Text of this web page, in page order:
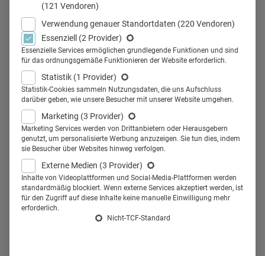
28.06.2023
28.06.2023
Dr. Holger Bartz, Janssen: Der Patient
bestimmt das Therapieziel mit
Value Based Healthcare verändert die Rollen von allen
Playern. Patient:innen sitzen bei
Gesundheitsentscheidungen im Drivers Seat, Ärzt:innen
werden zu medizinischen Fachberater:innen. Kann das
wirklich funktionieren? Dr. med. Holger Bartz von Janssen
Deutschland sagt: Ja.
(121 Vendoren)
Verwendung genauer Standortdaten (220 Vendoren)
Essenziell
(2 Provider)
Essenzielle Services ermöglichen grundlegende Funktionen und sind
für das ordnungsgemäße Funktionieren der Website erforderlich.
Statistik (1 Provider)
Statistik-Cookies sammeln Nutzungsdaten, die uns Aufschluss
darüber geben, wie unsere Besucher mit unserer Website umgehen.
Marketing (3 Provider)
Marketing Services werden von Drittanbietern oder Herausgebern
genutzt, um personalisierte Werbung anzuzeigen. Sie tun dies, indem
sie Besucher über Websites hinweg verfolgen.
Externe Medien (3 Provider)
Inhalte von Videoplattformen und Social-Media-Plattformen werden
standardmäßig blockiert. Wenn externe Services akzeptiert werden, ist
für den Zugriff auf diese Inhalte keine manuelle Einwilligung mehr
erforderlich.
Nicht-TCF-Standard